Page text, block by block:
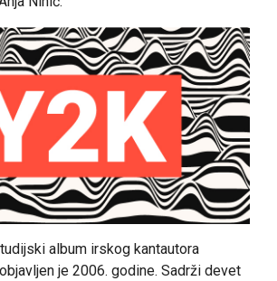
album irskog kantautora
je 2006. godine. Sadrži devet